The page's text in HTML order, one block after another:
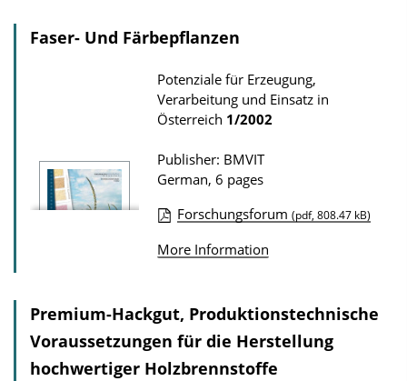
n
l
o
a
d
s
l
c
a
i
o
n
D
o
n
l
o
Faser- Und Färbepflanzen
Potenziale für Erzeugung,
Verarbeitung und Einsatz in
Österreich 1/2002
Publisher: BMVIT
German, 6 pages
u
l
i
c
Forschungsforum (pdf, 808.47 kB)
More Information
Premium-Hackgut, Produktionstechnische
Voraussetzungen für die Herstellung
hochwertiger Holzbrennstoffe